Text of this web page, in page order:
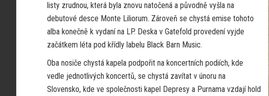
listy zrudnou, která byla znovu natočená a původně vyšla na
debutové desce Monte Liliorum. Zároveň se chystá emise tohoto
alba konečně k vydaní na LP. Deska v Gatefold provedení vyjde
začátkem léta pod křídly labelu Black Barn Music.
Oba nosiče chystá kapela podpořit na koncertních podiích, kde
vedle jednotlivých koncertů, se chystá zavítat v únoru na
Slovensko, kde ve společnosti kapel Depresy a Purnama vzdají hold